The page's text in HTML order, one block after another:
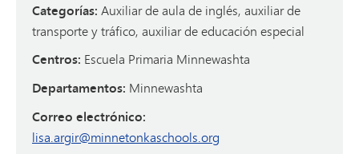
Categorías: Auxiliar de aula de inglés, auxiliar de
transporte y tráfico, auxiliar de educación especial
Centros: Escuela Primaria Minnewashta
Departamentos: Minnewashta
Correo electrónico:
lisa.argir@minnetonkaschools.org